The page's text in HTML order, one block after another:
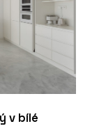
v bílé